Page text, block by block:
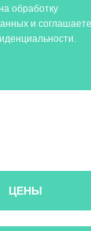
обработку
и
ЦЕНЫ